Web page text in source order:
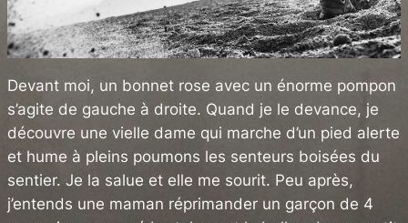
Devant moi, un bonnet rose avec un énorme pompon
s’agite de gauche à droite. Quand je le devance, je
découvre une vielle dame qui marche d’un pied alerte
et hume à pleins poumons les senteurs boisées du
sentier. Je la salue et elle me sourit. Peu après,
j’entends une maman réprimander un garçon de 4